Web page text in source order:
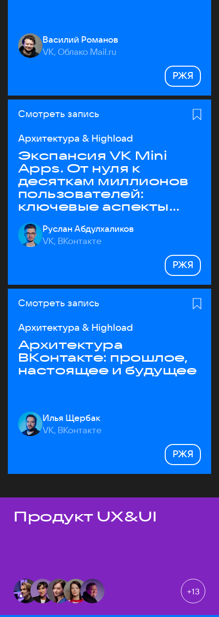
Василий Романов
VK, Облако Mail.ru
РЖЯ
Смотреть запись
Архитектура & Highload
Экспансия VK Mini
Apps. От нуля к
десяткам миллионов
пользователей:
ключевые аспекты
архитектуры
Руслан Абдулхаликов
VK, ВКонтакте
РЖЯ
Смотреть запись
Архитектура & Highload
Архитектура
ВКонтакте: прошлое,
настоящее и будущее
Илья Щербак
VK, ВКонтакте
РЖЯ
Темы докладов
Продукт UX&UI
+13